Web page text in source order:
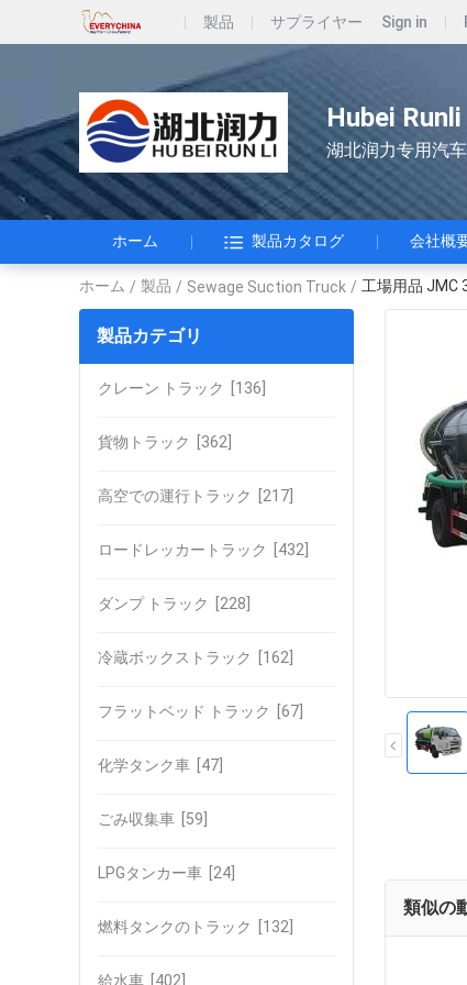
製品 サプライヤー Sign in
Hubei
湖北润力专用汽
ホーム 製品カタログ 会社概
ホーム / 製品 / Sewage Suction Truck / 工場用品 JMC
製品カテゴリ
クレーン トラック [136]
貨物トラック [362]
高空での運行トラック [217]
ロードレッカートラック [432]
ダンプ トラック [228]
冷蔵ボックストラック [162]
フラットベッド トラック [67]
化学タンク車 [47]
ごみ収集車 [59]
LPGタンカー車 [24]
燃料タンクのトラック [132]
給水車 [402]
類似の